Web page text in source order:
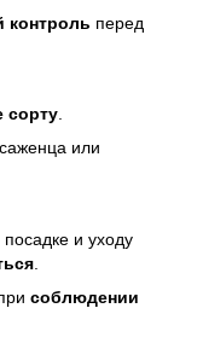
контроль перед
сорту
саженца или
и уходу
соблюдении